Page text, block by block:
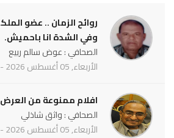
وفي الشدة انا باحميش.
الصحافي : عوض سالم ربيع
الأربعاء, 05 أغسطس 2026 - 10:03 م
افلام ممنوعة من العرض
الصحافي : واثق شاذلي
الأربعاء, 05 أغسطس 2026 - 09:59 م